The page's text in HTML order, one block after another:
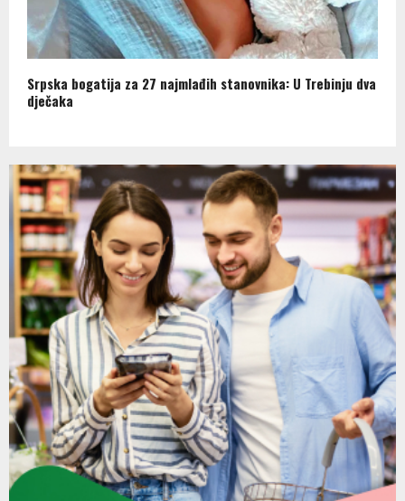
Srpska bogatija za 27 najmlađih stanovnika: U Trebinju dva
dječaka